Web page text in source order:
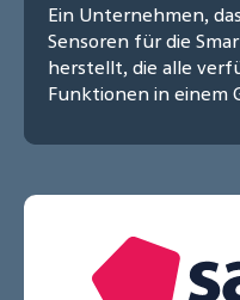
Ein Unternehmen,
Sensoren für die
herstellt, die alle
Funktionen in einem